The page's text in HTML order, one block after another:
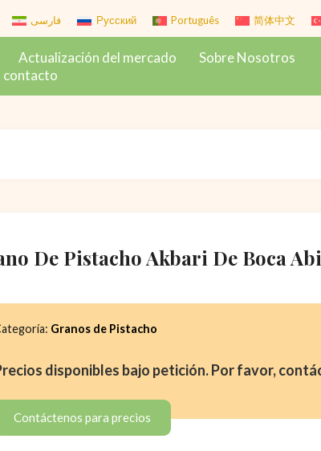
فارسی Русский Português 简体中文
Actualización del mercado
Sobre Nosotros
contacto
De Pistacho Akbari De Boca
Granos de Pistacho
disponibles bajo petición. Por favor,
Contáctenos para precios